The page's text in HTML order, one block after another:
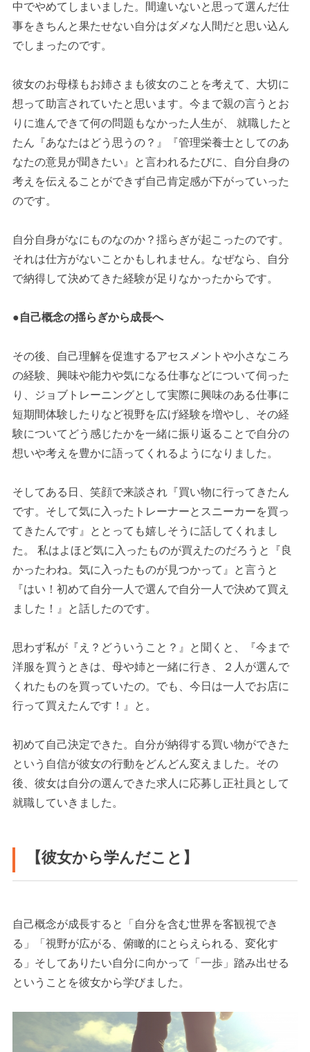
中でやめてしまいました。間違いないと思って選んだ仕
事をきちんと果たせない自分はダメな人間だと思い込ん
でしまったのです。
彼女のお母様もお姉さまも彼女のことを考えて、大切に
想って助言されていたと思います。今まで親の言うとお
りに進んできて何の問題もなかった人生が、 就職したと
たん『あなたはどう思うの？』『管理栄養士としてのあ
なたの意見が聞きたい』と言われるたびに、自分自身の
考えを伝えることができず自己肯定感が下がっていった
のです。
自分自身がなにものなのか？揺らぎが起こったのです。
それは仕方がないことかもしれません。なぜなら、自分
で納得して決めてきた経験が足りなかったからです。
●自己概念の揺らぎから成長へ
その後、自己理解を促進するアセスメントや小さなころ
の経験、興味や能力や気になる仕事などについて伺った
り、ジョブトレーニングとして実際に興味のある仕事に
短期間体験したりなど視野を広げ経験を増やし、その経
験についてどう感じたかを一緒に振り返ることで自分の
想いや考えを豊かに語ってくれるようになりました。
そしてある日、笑顔で来談され『買い物に行ってきたん
です。そして気に入ったトレーナーとスニーカーを買っ
てきたんです』ととっても嬉しそうに話してくれまし
た。 私はよほど気に入ったものが買えたのだろうと『良
かったわね。気に入ったものが見つかって』と言うと
『はい！初めて自分一人で選んで自分一人で決めて買え
ました！』と話したのです。
思わず私が『え？どういうこと？』と聞くと、『今まで
洋服を買うときは、母や姉と一緒に行き、２人が選んで
くれたものを買っていたの。でも、今日は一人でお店に
行って買えたんです！』と。
初めて自己決定できた。自分が納得する買い物ができた
という自信が彼女の行動をどんどん変えました。その
後、彼女は自分の選んできた求人に応募し正社員として
就職していきました。
【彼女から学んだこと】
自己概念が成長すると「自分を含む世界を客観視でき
る」「視野が広がる、俯瞰的にとらえられる、変化す
る」そしてありたい自分に向かって「一歩」踏み出せる
ということを彼女から学びました。